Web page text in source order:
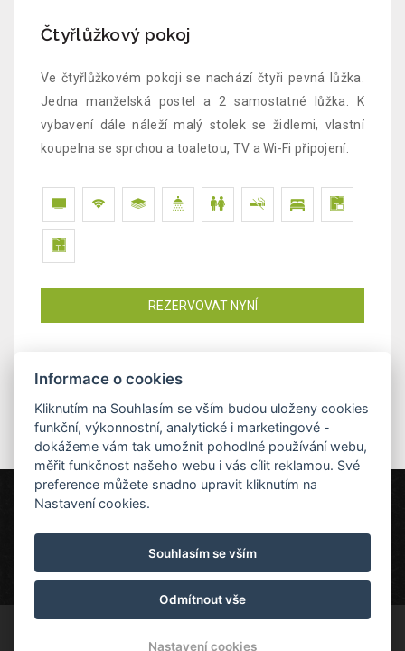
Čtyřlůžkový pokoj
Ve čtyřlůžkovém pokoji se nachází čtyři pevná lůžka.
Jedna manželská postel a 2 samostatné lůžka. K
vybavení dále náleží malý stolek se židlemi, vlastní
koupelna se sprchou a toaletou, TV a Wi-Fi připojení.
REZERVOVAT NYNÍ
Penzion Vysoká Stráž
vysoka.straz@gmail.com +420 774 295 342
Penzion Vysoká Stráž
Informace o cookies
Kliknutím na Souhlasím se vším budou uloženy cookies
funkční, výkonnostní, analytické i marketingové -
dokážeme vám tak umožnit pohodlné používání webu,
měřit funkčnost našeho webu i vás cílit reklamou. Své
preference můžete snadno upravit kliknutím na
Nastavení cookies.
Souhlasím se vším
Odmítnout vše
Nastavení cookies